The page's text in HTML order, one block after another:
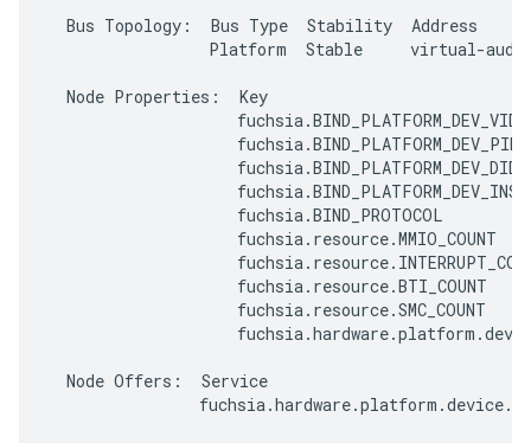
  Bus Topology:  Bus Type  Stability  Address
Platform  Stable     virtual-
Node Properties:  Key
fuchsia.BIND_PLATFORM_DEV_VID
fuchsia.BIND_PLATFORM_DEV_PID
fuchsia.BIND_PLATFORM_DEV_DID
fuchsia.BIND_PROTOCOL
fuchsia.resource.MMIO_COUNT
fuchsia.resource.BTI_COUNT
fuchsia.resource.SMC_COUNT
Node Offers:  Service